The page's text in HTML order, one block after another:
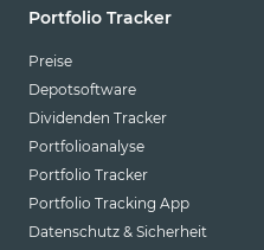
Portfolio Tracker
Preise
Depotsoftware
Dividenden Tracker
Portfolioanalyse
Portfolio Tracker
Portfolio Tracking App
Datenschutz & Sicherheit